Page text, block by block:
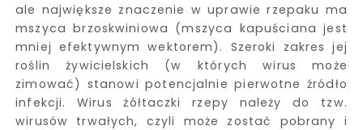
ale największe znaczenie w uprawie rzepaku ma
mszyca brzoskwiniowa (mszyca kapuściana jest
mniej efektywnym wektorem). Szeroki zakres jej
roślin żywicielskich (w których wirus może
zimować) stanowi potencjalnie pierwotne źródło
infekcji. Wirus żółtaczki rzepy należy do tzw.
wirusów trwałych, czyli może zostać pobrany i